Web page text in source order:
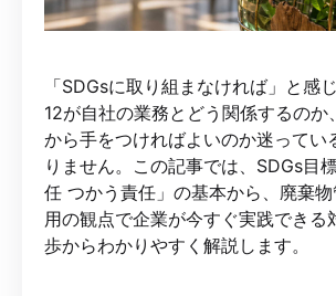
「SDGsに取り組まなければ」と感
12が自社の業務とどう関係するのか
から手をつければよいのか迷ってい
りません。この記事では、SDGs目
任 つかう責任」の基本から、廃棄
用の観点で企業が今すぐ実践できる
歩からわかりやすく解説します。